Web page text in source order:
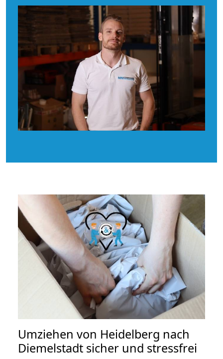
Umziehen von Heidelberg nach
Diemelstadt sicher und stressfrei